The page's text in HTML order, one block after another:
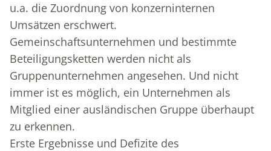
u.a. die Zuordnung von konzerninternen
Umsätzen erschwert.
Gemeinschaftsunternehmen und bestimmte
Beteiligungsketten werden nicht als
Gruppenunternehmen angesehen. Und nicht
immer ist es möglich, ein Unternehmen als
Mitglied einer ausländischen Gruppe überhaupt
zu erkennen.
Erste Ergebnisse und Defizite des